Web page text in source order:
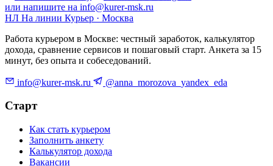
или напишите на info@kurer-msk.ru
НЛ На линии Курьер · Москва
Работа курьером в Москве: честный заработок, калькулятор
дохода, сравнение сервисов и пошаговый старт. Анкета за 15
минут, без опыта и собеседований.
info@kurer-msk.ru @anna_morozova_yandex_eda
Старт
Как стать курьером
Заполнить анкету
Калькулятор дохода
Вакансии